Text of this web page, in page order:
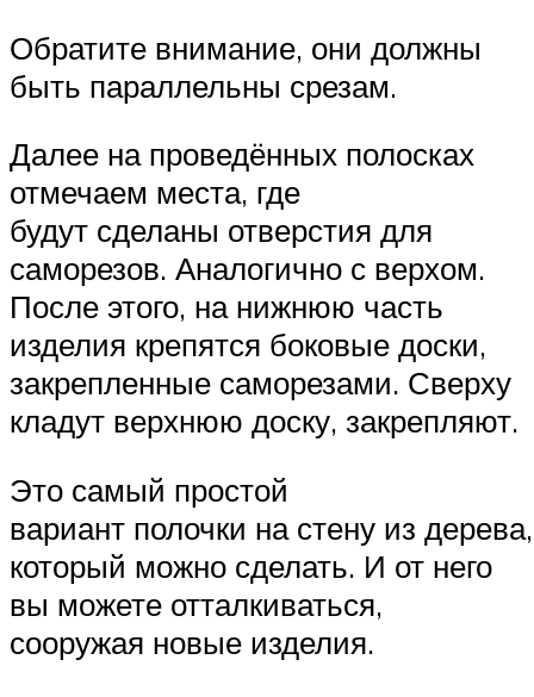
Обратите внимание, они должны
быть параллельны срезам.
Далее на проведённых полосках
отмечаем места, где
будут сделаны отверстия для
саморезов. Аналогично с верхом.
После этого, на нижнюю часть
изделия крепятся боковые доски,
закрепленные саморезами. Сверху
кладут верхнюю доску, закрепляют.
Это самый простой
вариант полочки на стену из дерева,
который можно сделать. И от него
вы можете отталкиваться,
сооружая новые изделия.